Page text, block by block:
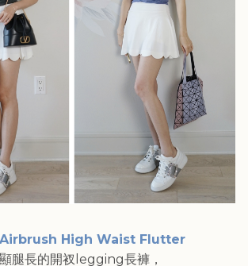
High Waist Flutter
腿長的開衩legging長褲，